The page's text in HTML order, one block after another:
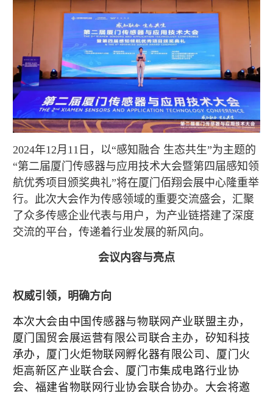
2024年12月11日，以“感知融合 生态共生”为主题的
“第二届厦门传感器与应用技术大会暨第四届感知领
航优秀项目颁奖典礼”将在厦门佰翔会展中心隆重举
行。此次大会作为传感领域的重要交流盛会，汇聚
了众多传感企业代表与用户，为产业链搭建了深度
交流的平台，传递着行业发展的新风向。
会议内容与亮点
权威引领，明确方向
本次大会由中国传感器与物联网产业联盟主办，
厦门国贸会展运营有限公司联合主办，矽知科技
承办，厦门火炬物联网孵化器有限公司、厦门火
炬高新区产业联合会、厦门市集成电路行业协
会、福建省物联网行业协会联合协办。大会将邀